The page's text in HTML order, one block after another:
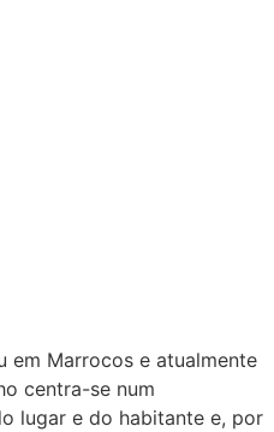
em Marrocos e atualmente
centra-se num
lugar e do habitante e, por